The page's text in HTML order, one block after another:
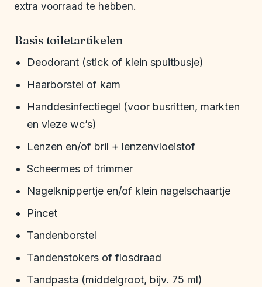
extra voorraad te hebben.
Basis toiletartikelen
Deodorant (stick of klein spuitbusje)
Haarborstel of kam
Handdesinfectiegel (voor busritten, markten
en vieze wc’s)
Lenzen en/of bril + lenzenvloeistof
Scheermes of trimmer
Nagelknippertje en/of klein nagelschaartje
Pincet
Tandenborstel
Tandenstokers of flosdraad
Tandpasta (middelgroot, bijv. 75 ml)